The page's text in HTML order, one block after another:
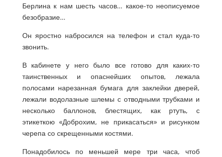
Берлина к нам шесть часов… какое-то неописуемое
безобразие…
Он яростно набросился на телефон и стал куда-то
звонить.
В кабинете у него было все готово для каких-то
таинственных и опаснейших опытов, лежала
полосами нарезанная бумага для заклейки дверей,
лежали водолазные шлемы с отводными трубками и
несколько баллонов, блестящих, как ртуть, с
этикеткою «Доброхим, не прикасаться» и рисунком
черепа со скрещенными костями.
Понадобилось по меньшей мере три часа, чтоб